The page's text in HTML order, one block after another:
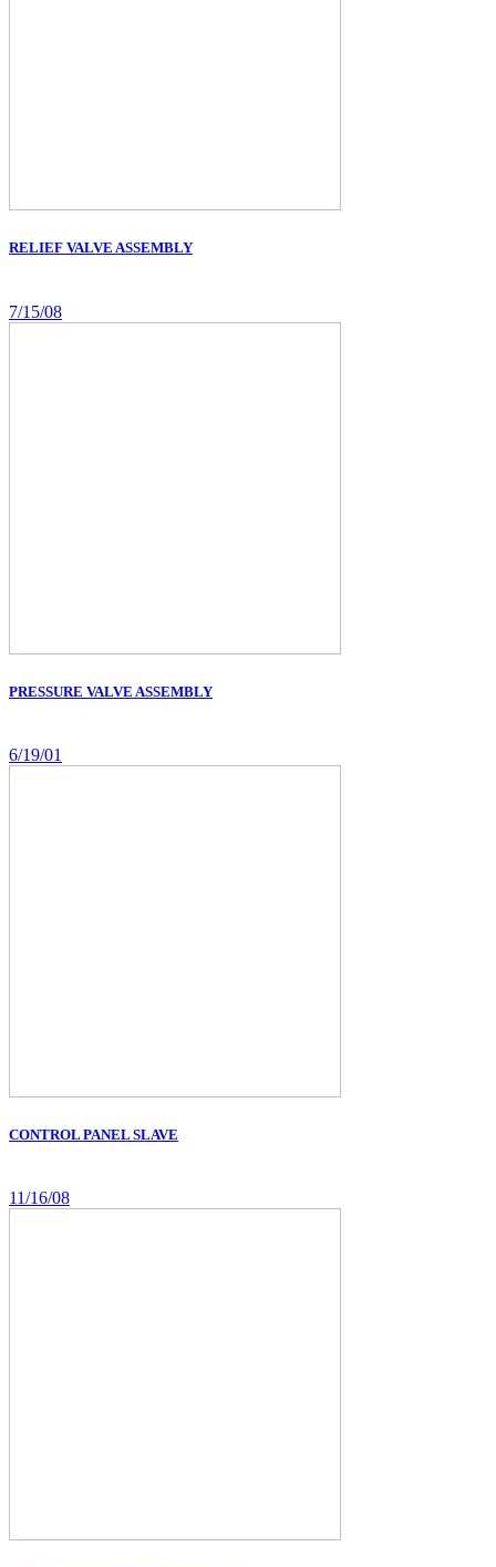
RELIEF VALVE ASSEMBLY
7/15/08
PRESSURE VALVE ASSEMBLY
6/19/01
CONTROL PANEL SLAVE
11/16/08